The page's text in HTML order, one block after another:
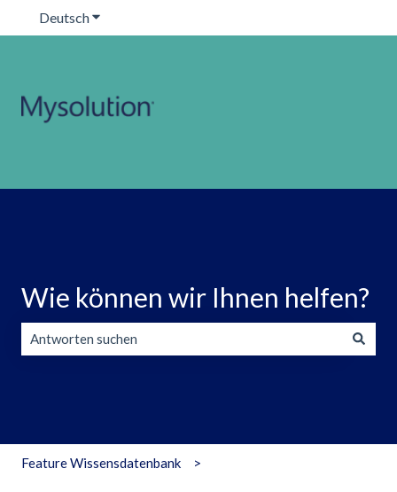
DeutschUntermenü für Übersetzungen anzeigen
Wie können wir Ihnen helfen?
Feature Wissensdatenbank